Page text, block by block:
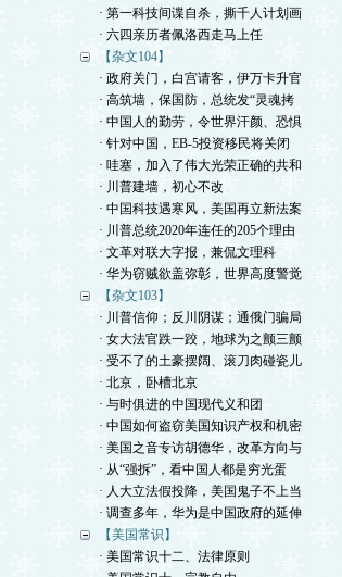
· 第一科技间谍自杀，撕千人计划画
· 六四亲历者佩洛西走马上任
【杂文104】
· 政府关门，白宫请客，伊万卡升官
· 高筑墙，保国防，总统发“灵魂拷
· 中国人的勤劳，令世界汗颜、恐惧
· 针对中国，EB-5投资移民将关闭
· 哇塞，加入了伟大光荣正确的共和
· 川普建墙，初心不改
· 中国科技遇寒风，美国再立新法案
· 川普总统2020年连任的205个理由
· 文革对联大字报，兼侃文理科
· 华为窃贼欲盖弥彰，世界高度警觉
【杂文103】
· 川普信仰；反川阴谋；通俄门骗局
· 女大法官跌一跤，地球为之颤三颤
· 受不了的土豪摆阔、滚刀肉碰瓷儿
· 北京，卧槽北京
· 与时俱进的中国现代义和团
· 中国如何盗窃美国知识产权和机密
· 美国之音专访胡德华，改革方向与
· 从“强拆”，看中国人都是穷光蛋
· 人大立法假投降，美国鬼子不上当
· 调查多年，华为是中国政府的延伸
【美国常识】
· 美国常识十二、法律原则